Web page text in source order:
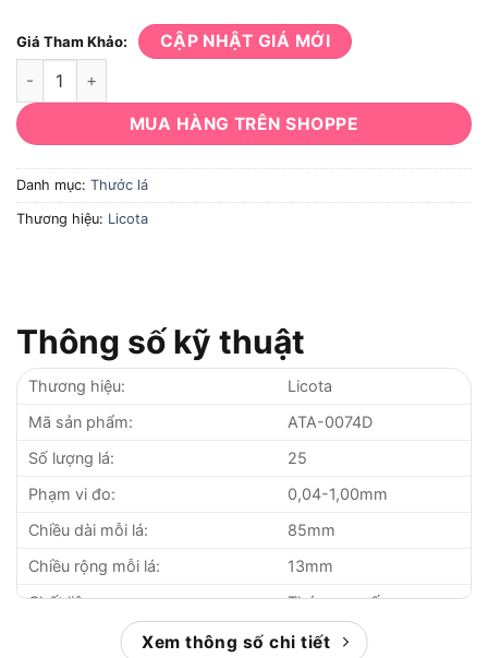
Giá Tham Khảo: CẬP NHẬT GIÁ MỚI
Bộ thước đo khe hở Licota ATA-0074D 0.04-1.00mm 25 lá số
MUA HÀNG TRÊN SHOPPE
Danh mục: Thước lá
Thương hiệu: Licota
Thông số kỹ thuật
Thương hiệu:
Licota
Mã sản phẩm:
ATA-0074D
Số lượng lá:
25
Phạm vi đo:
0,04-1,00mm
Chiều dài mỗi lá:
85mm
Chiều rộng mỗi lá:
13mm
Chất liệu:
Thép cao cấp
Đài Loan
Xem thông số chi tiết